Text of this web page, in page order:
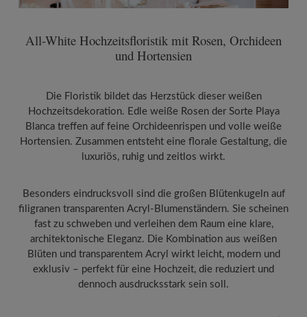
All-White Hochzeitsfloristik mit Rosen, Orchideen
und Hortensien
Die Floristik bildet das Herzstück dieser weißen
Hochzeitsdekoration. Edle weiße Rosen der Sorte Playa
Blanca treffen auf feine Orchideenrispen und volle weiße
Hortensien. Zusammen entsteht eine florale Gestaltung, die
luxuriös, ruhig und zeitlos wirkt.
Besonders eindrucksvoll sind die großen Blütenkugeln auf
filigranen transparenten Acryl-Blumenständern. Sie scheinen
fast zu schweben und verleihen dem Raum eine klare,
architektonische Eleganz. Die Kombination aus weißen
Blüten und transparentem Acryl wirkt leicht, modern und
exklusiv – perfekt für eine Hochzeit, die reduziert und
dennoch ausdrucksstark sein soll.